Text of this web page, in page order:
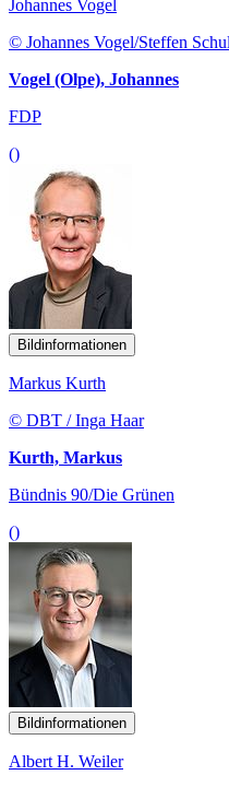
Johannes Vogel
© Johannes Vogel/Steffen
Vogel (Olpe), Johannes
FDP
()
Bildinformationen
Markus Kurth
© DBT / Inga Haar
Kurth, Markus
Bündnis 90/Die Grünen
()
Bildinformationen
Albert H. Weiler